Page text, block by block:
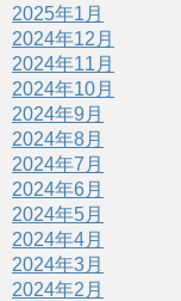
2025年1月
2024年12月
2024年11月
2024年10月
2024年9月
2024年8月
2024年7月
2024年6月
2024年5月
2024年4月
2024年3月
2024年2月